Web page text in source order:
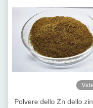
Polvere dello Zn dello